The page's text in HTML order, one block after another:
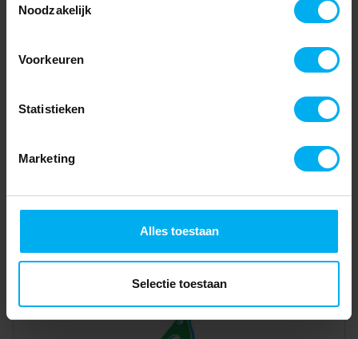
Noodzakelijk
Voorkeuren
Statistieken
Marketing
Alles toestaan
Selectie toestaan